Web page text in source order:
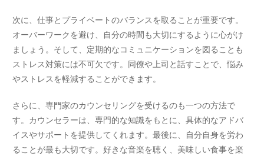
次に、仕事とプライベートのバランスを取ることが重要です。
オーバーワークを避け、自分の時間も大切にするように心がけ
ましょう。そして、定期的なコミュニケーションを図ることも
ストレス対策には不可欠です。同僚や上司と話すことで、悩み
やストレスを軽減することができます。
さらに、専門家のカウンセリングを受けるのも一つの方法で
す。カウンセラーは、専門的な知識をもとに、具体的なアドバ
イスやサポートを提供してくれます。最後に、自分自身を労わ
ることが最も大切です。好きな音楽を聴く、美味しい食事を楽